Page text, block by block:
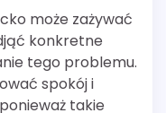
może zażywać
konkretne
tego problemu.
spokój i
takie